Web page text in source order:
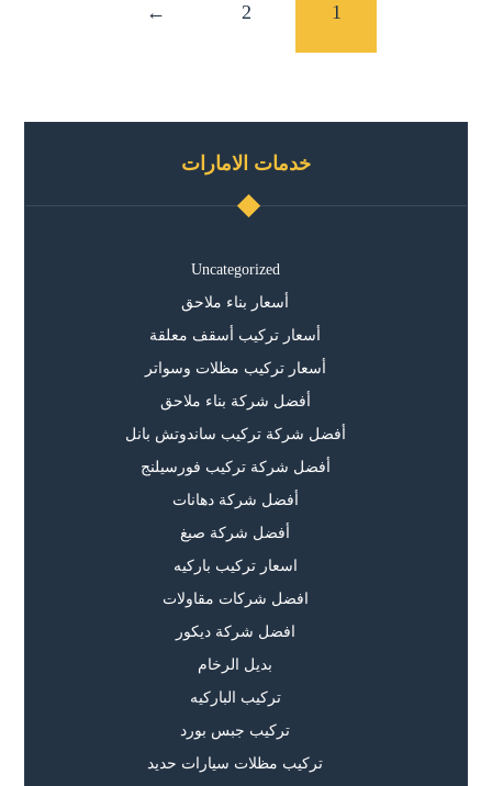
1
2
←
خدمات الامارات
Uncategorized
أسعار بناء ملاحق
أسعار تركيب أسقف معلقة
أسعار تركيب مظلات وسواتر
أفضل شركة بناء ملاحق
أفضل شركة تركيب ساندوتش بانل
أفضل شركة تركيب فورسيلنج
أفضل شركة دهانات
أفضل شركة صبغ
اسعار تركيب باركيه
افضل شركات مقاولات
افضل شركة ديكور
بديل الرخام
تركيب الباركيه
تركيب جبس بورد
تركيب مظلات سيارات حديد